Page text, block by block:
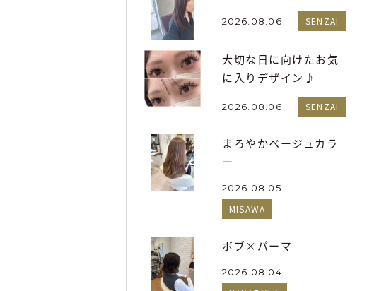
2026.08.06 SENZAI
大切な日に向けたお気
に入りデザイン♪
2026.08.06 SENZAI
まろやかベージュカラ
ー
2026.08.05
MISAWA
ボブ×パーマ
2026.08.04